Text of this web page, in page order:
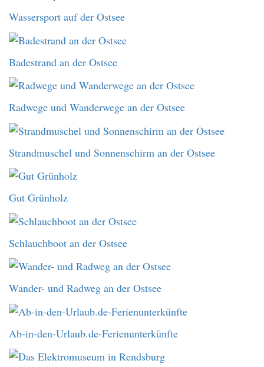
Wassersport auf der Ostsee
Badestrand an der Ostsee
Radwege und Wanderwege an der Ostsee
Strandmuschel und Sonnenschirm an der Ostsee
Gut Grünholz
Schlauchboot an der Ostsee
Wander- und Radweg an der Ostsee
Ab-in-den-Urlaub.de-Ferienunterkünfte